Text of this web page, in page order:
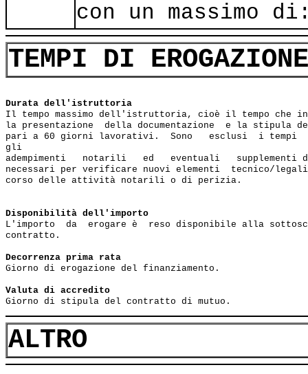
con un massimo
TEMPI DI EROGAZIONE
Durata dell'istruttoria
Il tempo massimo dell'istruttoria, cioè il tempo che
la presentazione  della documentazione  e la stipula
pari a 60 giorni lavorativi.  Sono   esclusi  i tempi
gli
adempimenti   notarili   ed   eventuali
necessari per verificare nuovi elementi  tecnico/
corso delle attività notarili o di perizia.
Disponibilità dell'importo
L'importo  da  erogare è  reso disponibile alla
contratto.
Decorrenza prima rata
Giorno di erogazione del finanziamento.
Valuta di accredito
ALTRO